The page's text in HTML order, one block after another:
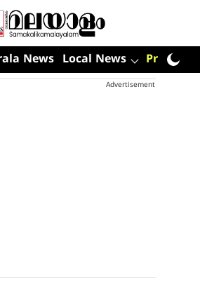
News Local News Premium
Advertisement